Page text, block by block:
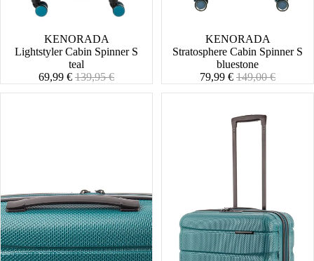
KENORADA
Lightstyler Cabin Spinner S
teal
Angebotspreis
69,99 € Normaler
139,95 €
KENORADA
Stratosphere Cabin Spinner S
bluestone
Angebotspreis
79,99 € Normaler
149,00 €